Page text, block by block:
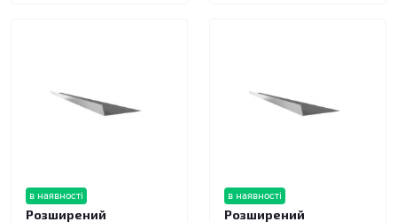
в наявності
Розширений
в наявності
Розширений